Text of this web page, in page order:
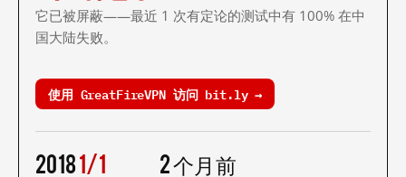
它已被屏蔽——最近 1 次有定论的测试中有 100% 在中
国大陆失败。
使用 GreatFireVPN 访问 bit.ly →
20181/1 2 个月前